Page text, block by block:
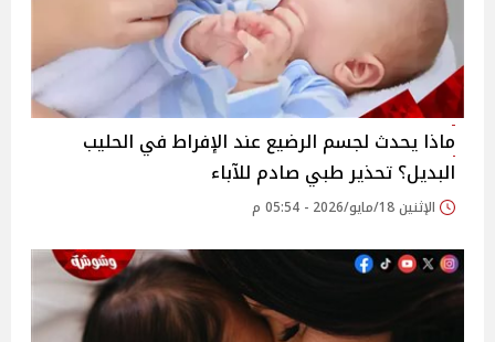
ماذا يحدث لجسم الرضيع عند الإفراط في الحليب
البديل؟ تحذير طبي صادم للآباء
الإثنين 18/مايو/2026 - 05:54 م